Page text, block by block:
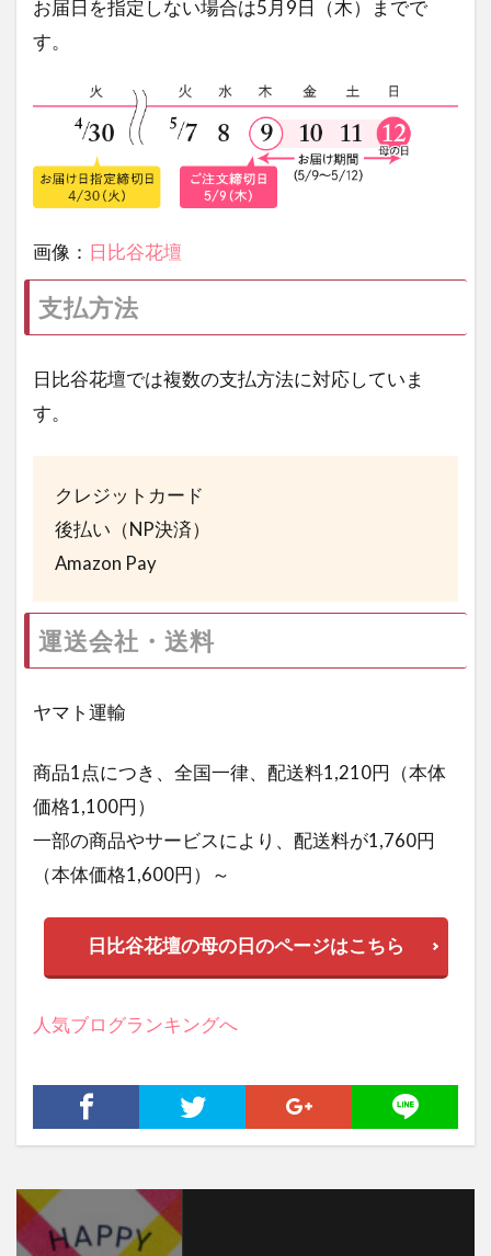
お届日を指定しない場合は5月9日（木）までで
す。
画像： 日比谷花壇
支払方法
日比谷花壇では複数の支払方法に対応していま
す。
クレジットカード
後払い（NP決済）
Amazon Pay
運送会社・送料
ヤマト運輸
商品1点につき、全国一律、配送料1,210円（本体
価格1,100円）
一部の商品やサービスにより、配送料が1,760円
（本体価格1,600円）～
日比谷花壇の母の日のページはこちら
人気ブログランキングへ